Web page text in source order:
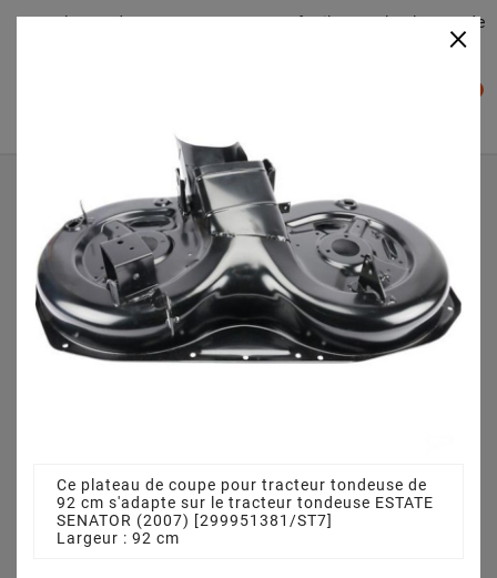
Plateaudecoupe.com : Trouver facilement le plateau de
Accueil
Plateau de coupe
Plateau de coupe 92 cm 3825640751 pour ESTATE
SENATOR (2007) [299951381/ST7]
×
Ce plateau de coupe pour tracteur tondeuse de
92 cm s'adapte sur le tracteur tondeuse ESTATE
SENATOR (2007) [299951381/ST7]
Largeur : 92 cm